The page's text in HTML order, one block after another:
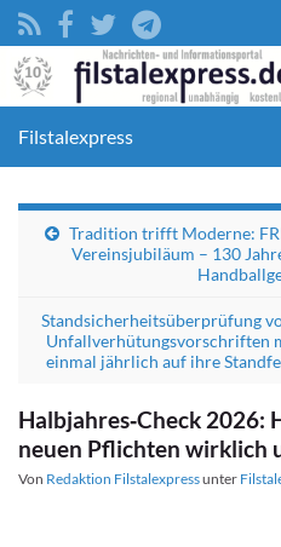
Filstalexpress
Tradition trifft Moderne:
Vereinsjubiläum – 130
Standsicherheitsüberprüfung
Unfallverhütungsvorschriften
einmal jährlich auf ihre
Halbjahres‑Check 2026:
neuen Pflichten wirklich
Von Redaktion Filstalexpressunter